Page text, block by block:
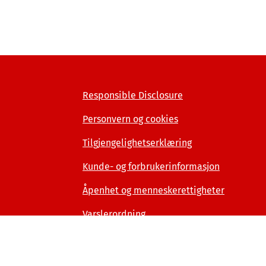
Responsible Disclosure
Personvern og cookies
Tilgjengelighetserklæring
Kunde- og forbrukerinformasjon
Åpenhet og menneskerettigheter
Varslerordning